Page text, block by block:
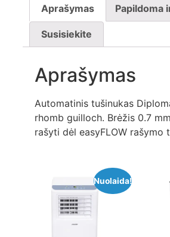
Aprašymas Papildoma
Susisiekite
Aprašymas
Automatinis tušinukas
rhomb guilloch. Brėžis 0.7
rašyti dėl easyFLOW rašymo
Nuolaida!